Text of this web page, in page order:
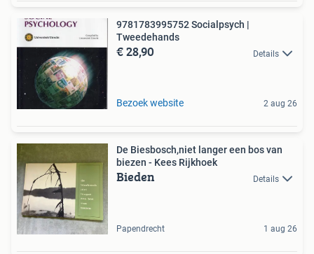
9781783995752 Socialpsych |
Tweedehands
€ 28,90 Details
Bezoek website 2 aug 26
De Biesbosch,niet langer een bos van
biezen - Kees Rijkhoek
Bieden Details
Papendrecht 1 aug 26